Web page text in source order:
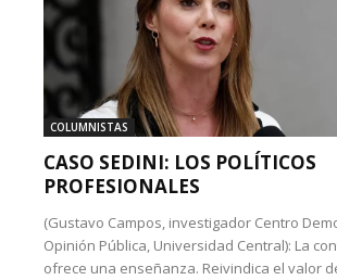
COLUMNISTAS
CASO SEDINI: LOS POLÍTICOS
PROFESIONALES
(Gustavo Campos, investigador Centro
Opinión Pública, Universidad Central): La
ofrece una enseñanza. Reivindica el valor